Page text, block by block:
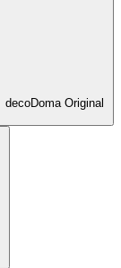
decoDoma Original